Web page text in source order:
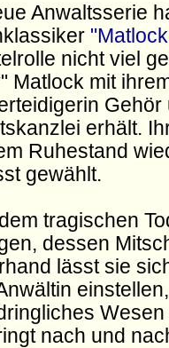
Anwaltsserie
nicht viel
Matlock mit
erhält.
Ruhestand
gewählt.
tragischen
dessen
lässt sie
nach und